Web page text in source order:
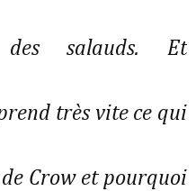
salauds. Et
très vite ce qui
de Crow et pourquoi